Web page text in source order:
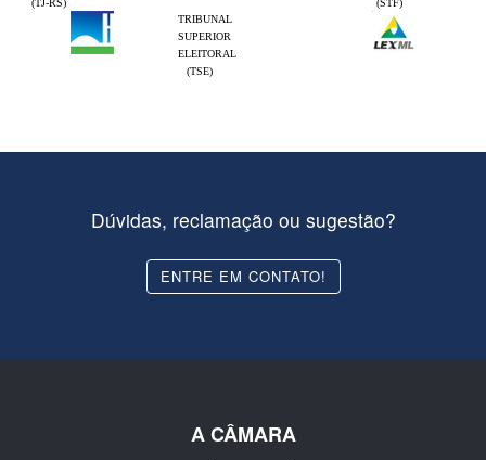
(TJ-RS)
(STF)
TRIBUNAL
SUPERIOR
ELEITORAL
(TSE)
Dúvidas, reclamação ou sugestão?
ENTRE EM CONTATO!
A CÂMARA